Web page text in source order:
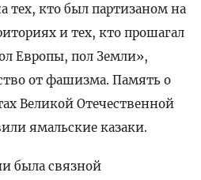
тех, кто был партизаном на
и тех, кто прошагал
Европы, пол Земли»,
от фашизма. Память о
Великой Отечественной
ямальские казаки.
была связной